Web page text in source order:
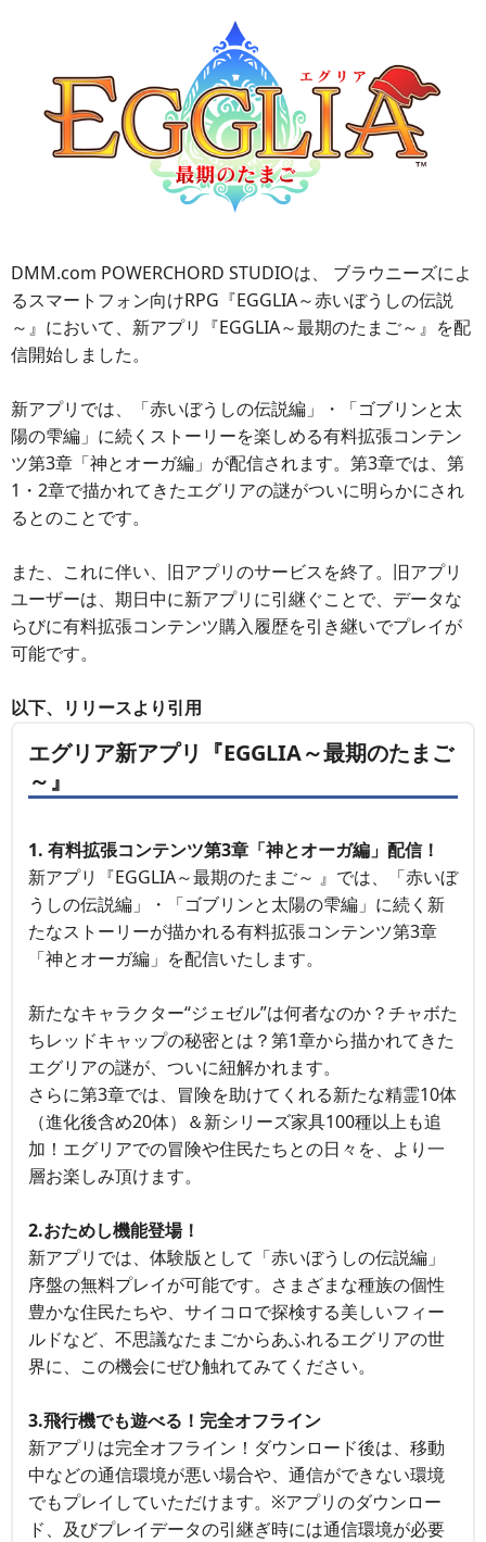
DMM.com POWERCHORD STUDIOは、 ブラウニーズによ
るスマートフォン向けRPG『EGGLIA～赤いぼうしの伝説
～』において、新アプリ『EGGLIA～最期のたまご～』を配
信開始しました。
新アプリでは、「赤いぼうしの伝説編」・「ゴブリンと太
陽の雫編」に続くストーリーを楽しめる有料拡張コンテン
ツ第3章「神とオーガ編」が配信されます。第3章では、第
1・2章で描かれてきたエグリアの謎がついに明らかにされ
るとのことです。
また、これに伴い、旧アプリのサービスを終了。旧アプリ
ユーザーは、期日中に新アプリに引継ぐことで、データな
らびに有料拡張コンテンツ購入履歴を引き継いでプレイが
可能です。
以下、リリースより引用
エグリア新アプリ『EGGLIA～最期のたまご
～』
1. 有料拡張コンテンツ第3章「神とオーガ編」配信！
新アプリ『EGGLIA～最期のたまご～ 』では、「赤いぼ
うしの伝説編」・「ゴブリンと太陽の雫編」に続く新
たなストーリーが描かれる有料拡張コンテンツ第3章
「神とオーガ編」を配信いたします。
新たなキャラクター“ジェゼル”は何者なのか？チャボた
ちレッドキャップの秘密とは？第1章から描かれてきた
エグリアの謎が、ついに紐解かれます。
さらに第3章では、冒険を助けてくれる新たな精霊10体
（進化後含め20体）＆新シリーズ家具100種以上も追
加！エグリアでの冒険や住民たちとの日々を、より一
層お楽しみ頂けます。
2.おためし機能登場！
新アプリでは、体験版として「赤いぼうしの伝説編」
序盤の無料プレイが可能です。さまざまな種族の個性
豊かな住民たちや、サイコロで探検する美しいフィー
ルドなど、不思議なたまごからあふれるエグリアの世
界に、この機会にぜひ触れてみてください。
3.飛行機でも遊べる！完全オフライン
新アプリは完全オフライン！ダウンロード後は、移動
中などの通信環境が悪い場合や、通信ができない環境
でもプレイしていただけます。※アプリのダウンロー
ド、及びプレイデータの引継ぎ時には通信環境が必要